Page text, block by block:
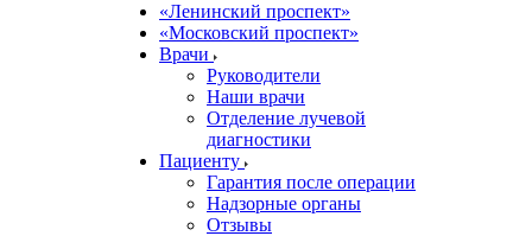
«Ленинский проспект»
«Московский проспект»
Врачи
Руководители
Наши врачи
Отделение лучевой
диагностики
Пациенту
Гарантия после операции
Надзорные органы
Отзывы